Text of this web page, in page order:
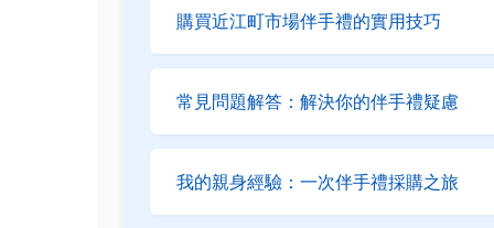
購買近江町市場伴手禮的實用技巧
常見問題解答：解決你的伴手禮疑慮
我的親身經驗：一次伴手禮採購之旅